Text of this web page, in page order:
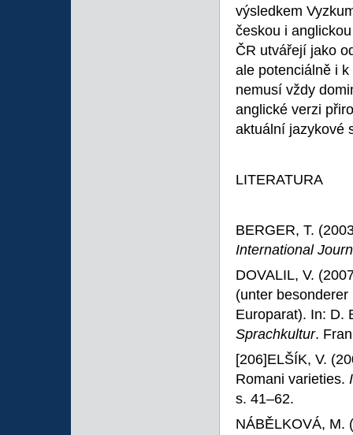
výsledkem
českou i
ČR utvářejí jako
ale potenciálně i
nemusí vždy
anglické verzi
aktuální jazykové
LITERATURA
BERGER, T.
International
DOVALIL, V.
(unter
Europarat). In: D.
Sprachkultur.
[206]ELŠÍK, V.
Romani varieties.
s. 41–62.
NÁBĚLKOVÁ, M.